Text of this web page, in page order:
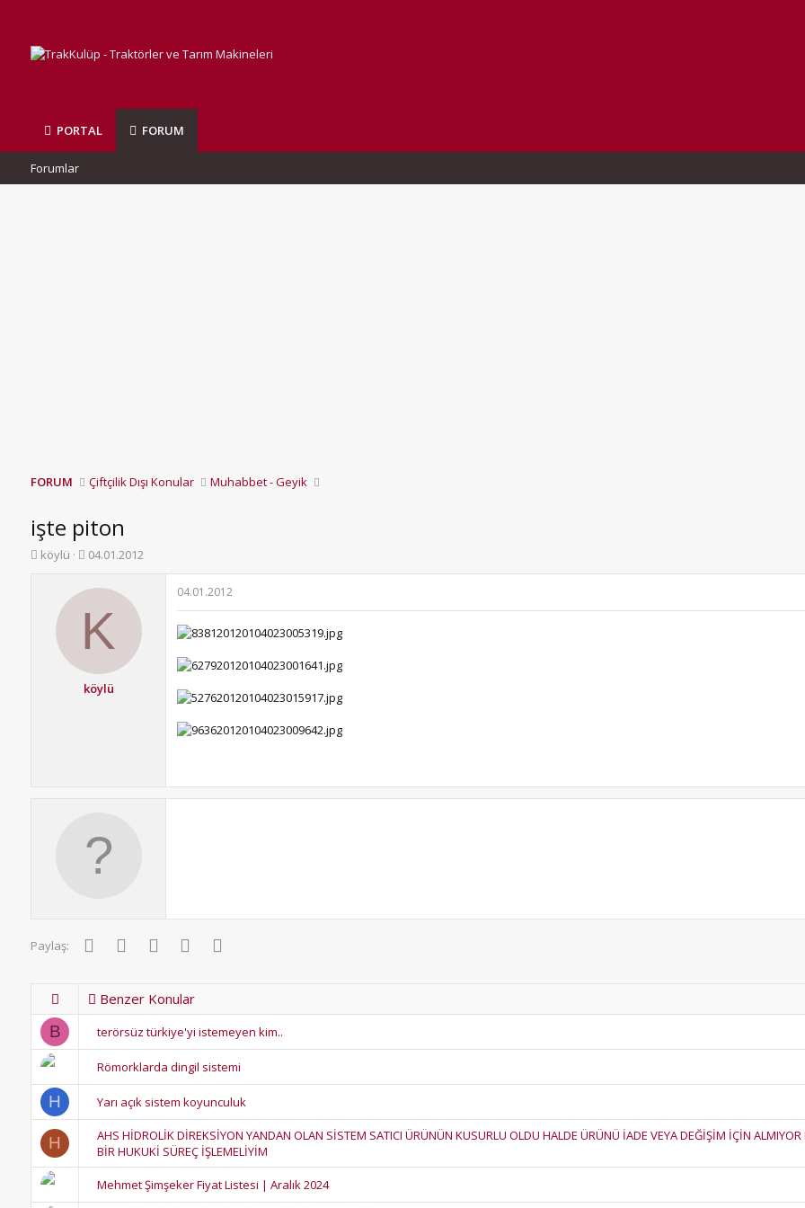
PORTAL FORUM
Forumlar
FORUM Çiftçilik Dışı Konular Muhabbet - Geyik
işte piton
K
köylü
B
ş
a
n
g
ç
04.01.2012
K
köylü
04.01.2012
Paylaş: Facebook
Twitter PinterestWhatsApp
Benzer Konular
B terörsüz türkiye'yi istemeyen kim..
Römorklarda dingil sistemi
H Yarı açık sistem koyunculuk
H
AHS HİDROLİK DİREKSİYON YANDAN OLAN SİSTEM SATICI ÜRÜNÜN KUSURLU OLDU HALDE ÜRÜNÜ İADE VEYA DEĞİŞİM İÇİN ALMIYOR
BİR HUKUKİ SÜREÇ İŞLEMELİYİM
Mehmet Şimşeker Fiyat Listesi | Aralık 2024